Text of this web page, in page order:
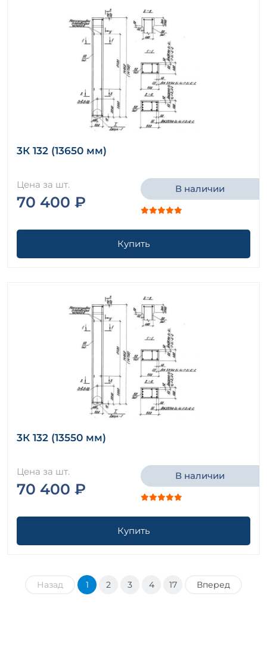
3К 132 (13650 мм)
Цена за шт.
70 400 ₽
В наличии
Купить
3К 132 (13550 мм)
Цена за шт.
70 400 ₽
В наличии
Купить
Назад 1 2 3 4 17 Вперед